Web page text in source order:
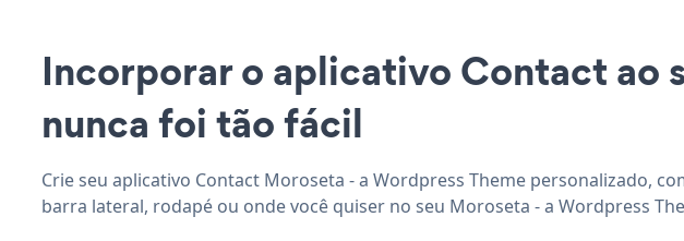
Incorporar o aplicativo Contact ao
nunca foi tão fácil
Crie seu aplicativo Contact Moroseta - a Wordpress Theme personalizado,
barra lateral, rodapé ou onde você quiser no seu Moroseta - a Wordpress